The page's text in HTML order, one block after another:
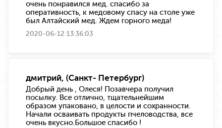
очень понравился мед. спасибо за
оперативность, к медовому спасу на столе уже
был Алтайский мед. Ждем горного меда!
2020-06-12 13:36:03
дмитрий, (Санкт- Петербург)
Добрый день , Олеся! Позавчера получил
посылку. Все отлично, тщательнейшим
образом упаковано, в целости и сохранности.
Начали осваивать продукты пчеловодства, все
очень вкусно.Большое спасибо !